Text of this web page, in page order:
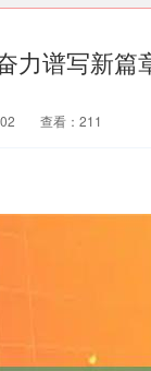
力谱写新篇
查看：211